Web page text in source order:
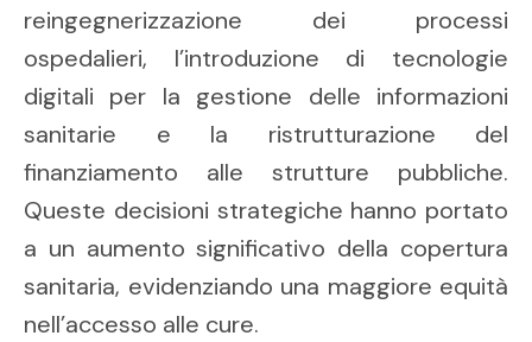
reingegnerizzazione dei processi
ospedalieri, l’introduzione di tecnologie
digitali per la gestione delle informazioni
sanitarie e la ristrutturazione del
finanziamento alle strutture pubbliche.
Queste decisioni strategiche hanno portato
a un aumento significativo della copertura
sanitaria, evidenziando una maggiore equità
nell’accesso alle cure.